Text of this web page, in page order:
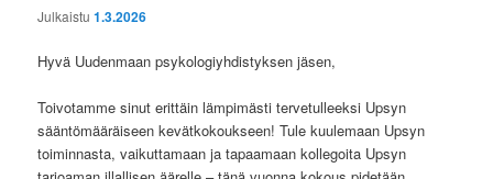
Julkaistu1.3.2026
Hyvä Uudenmaan psykologiyhdistyksen jäsen,
Toivotamme sinut erittäin lämpimästi tervetulleeksi Upsyn
sääntömääräiseen kevätkokoukseen! Tule kuulemaan Upsyn
toiminnasta, vaikuttamaan ja tapaamaan kollegoita Upsyn